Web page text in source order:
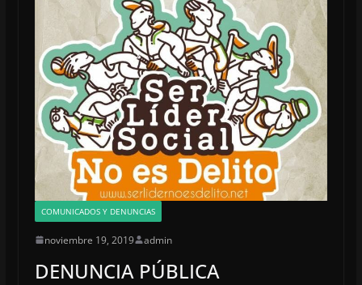
COMUNICADOS Y DENUNCIAS
noviembre 19, 2019 admin
DENUNCIA PÚBLICA